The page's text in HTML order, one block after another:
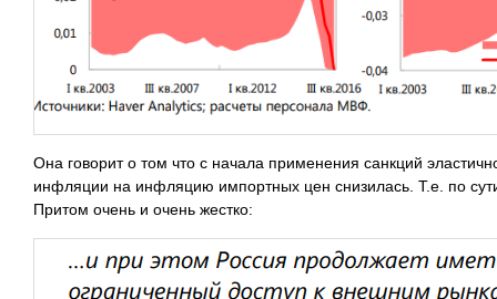
Она говорит о том что с начала применения санкций
инфляции на инфляцию импортных цен снизилась. Т.е. по
Притом очень и очень жестко: